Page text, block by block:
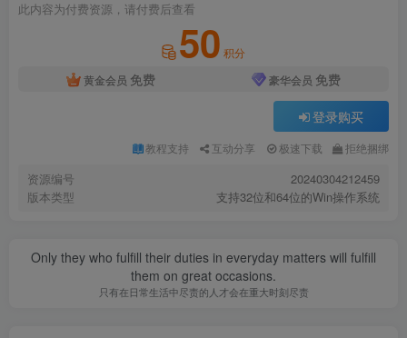
此内容为付费资源，请付费后查看
50 积分
黄金会员 免费 豪华会员 免费
登录购买
教程支持 互动分享 极速下载 拒绝捆绑
资源编号
20240304212459
版本类型
支持32位和64位的Win操作系统
Only they who fulfill their duties in everyday matters will fulfill
them on great occasions.
只有在日常生活中尽责的人才会在重大时刻尽责